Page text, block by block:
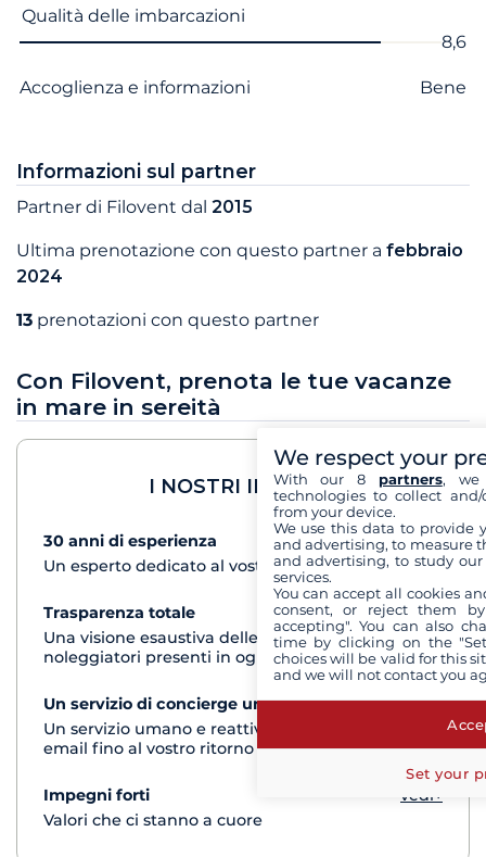
Nome del criterio Voto
Qualità delle imbarcazioni
8,6
Accoglienza e informazioni Bene
Informazioni sul partner
Partner di Filovent dal 2015
Ultima prenotazione con questo partner a febbraio
2024
13 prenotazioni con questo partner
Con Filovent, prenota le tue vacanze
in mare in sereità
I NOSTRI IMPEGNI
30 anni di esperienza
vedi+
Un esperto dedicato al vostro progetto di crociera
Trasparenza totale
vedi+
Una visione esaustiva delle barche di tutti i
noleggiatori presenti in ogni destinazione
Un servizio di concierge unico
vedi+
Un servizio umano e reattivo per telefono o via
email fino al vostro ritorno dalla crociera
Impegni forti
vedi+
Valori che ci stanno a cuore
We respect your
With our 8 partners, we
technologies to collect
from your device.
We use this data to provide
and advertising, to measure
and advertising, to study
services.
You can accept all cookies
consent, or reject them
accepting". You can also
time by clicking on the
choices will be valid for this
and we will not contact you
Set your